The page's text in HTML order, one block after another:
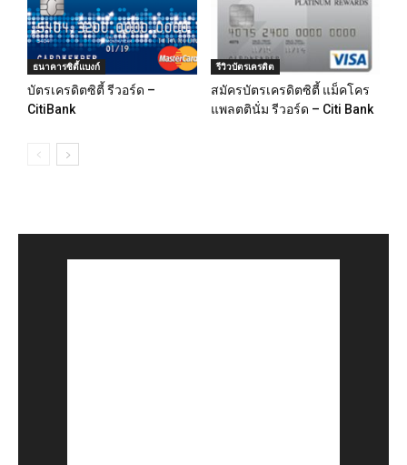
ธนาคารซิตี้แบงก์
บัตรเครดิตซิตี้ รีวอร์ด –
CitiBank
รีวิวบัตรเครดิต
สมัครบัตรเครดิตซิตี้ แม็คโคร
แพลตตินั่ม รีวอร์ด – Citi Bank